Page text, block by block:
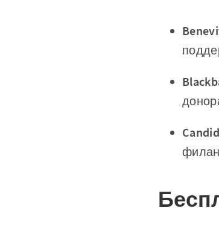
Candid